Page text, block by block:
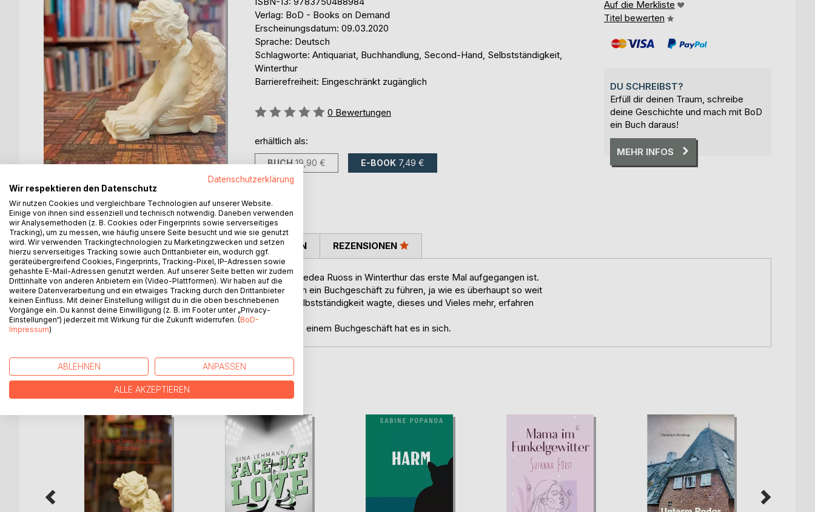
Verlag: BoD - Books on Demand
Erscheinungsdatum: 09.03.2020
Sprache: Deutsch
Schlagworte: Antiquariat, Buchhandlung, Second-Hand, Selbstständigkeit,
Winterthur
Barrierefreiheit: Eingeschränkt zugänglich
Bewertung::
0 Bewertungen
erhältlich als:
BUCH 19,90 € E-BOOK 7,49 €
Auf die Merkliste
Titel bewerten
DU SCHREIBST?
Erfüll dir deinen Traum, schreibe
deine Geschichte und mach mit BoD
ein Buch daraus!
MEHR INFOS
BESCHREIBUNG
10 Jahre ist es her, seit die Tür des Buchparadies Rahel-Medea Ruoss in Winterthur das erste Mal aufgegangen ist.
Was in diesen zehn Jahren alles geschah, was nötig ist, um ein Buchgeschäft zu führen, ja wie es überhaupt so weit
kam, dass Rahel-Medea Lang sich mit 27 Jahren in die Selbstständigkeit wagte, dieses und Vieles mehr, erfahren
Sie in diesem Buch.
Ob Amüsantes, Trauriges oder Ergreifendes, das Leben in einem Buchgeschäft hat es in sich.
AUTOR/IN PRESSESTIMMEN REZENSIONEN
WEITERE TITEL BEIBoD
Datenschutzerklärung
Wir respektieren den Datenschutz
Wir nutzen Cookies und vergleichbare Technologien auf unserer Website.
Einige von ihnen sind essenziell und technisch notwendig. Daneben verwenden
wir Analysemethoden (z. B. Cookies oder Fingerprints sowie serverseitiges
Tracking), um zu messen, wie häufig unsere Seite besucht und wie sie genutzt
wird. Wir verwenden Trackingtechnologien zu Marketingzwecken und setzen
hierzu serverseitiges Tracking sowie auch Drittanbieter ein, wodurch ggf.
geräteübergreifend Cookies, Fingerprints, Tracking-Pixel, IP-Adressen sowie
gehashte E-Mail-Adressen genutzt werden. Auf unserer Seite betten wir zudem
Drittinhalte von anderen Anbietern ein (Video-Plattformen). Wir haben auf die
weitere Datenverarbeitung und ein etwaiges Tracking durch den Drittanbieter
keinen Einfluss. Mit deiner Einstellung willigst du in die oben beschriebenen
Vorgänge ein. Du kannst deine Einwilligung (z. B. im Footer unter „Privacy-
Einstellungen“) jederzeit mit Wirkung für die Zukunft widerrufen. (BoD-
Impressum)
ABLEHNEN ANPASSEN
ALLE AKZEPTIEREN